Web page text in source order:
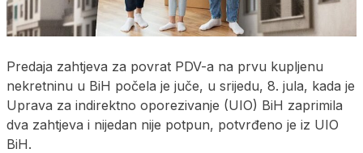
Predaja zahtjeva za povrat PDV-a na prvu kupljenu
nekretninu u BiH počela je juče, u srijedu, 8. jula, kada je
Uprava za indirektno oporezivanje (UIO) BiH zaprimila
dva zahtjeva i nijedan nije potpun, potvrđeno je iz UIO
BiH.